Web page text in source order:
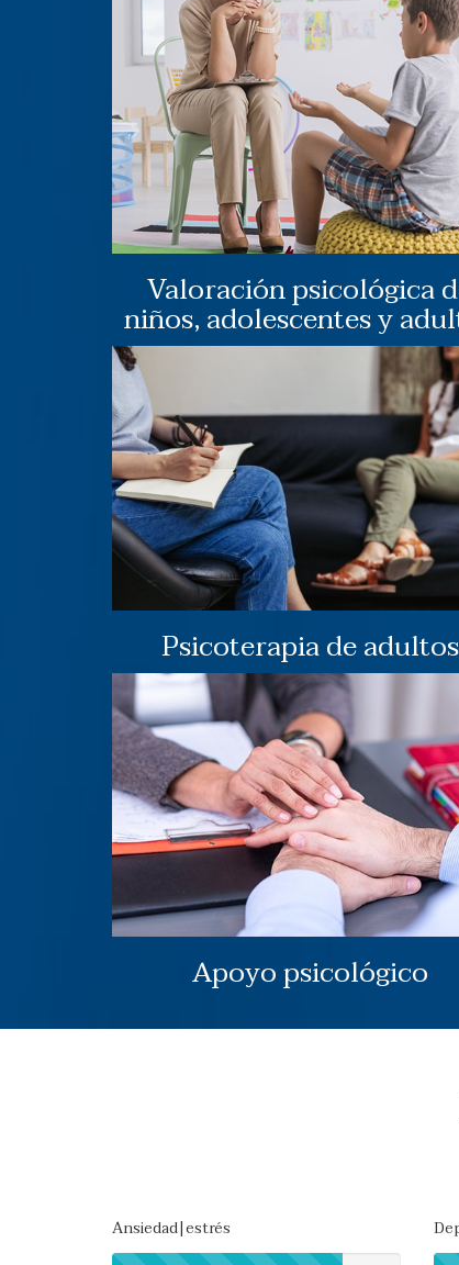
Valoración psicológica
niños, adolescentes y
Psicoterapia de adultos
Apoyo psicológico
Ansiedad|estrés